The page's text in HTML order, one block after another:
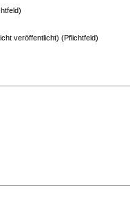
veröffentlicht) (Pflichtfeld)